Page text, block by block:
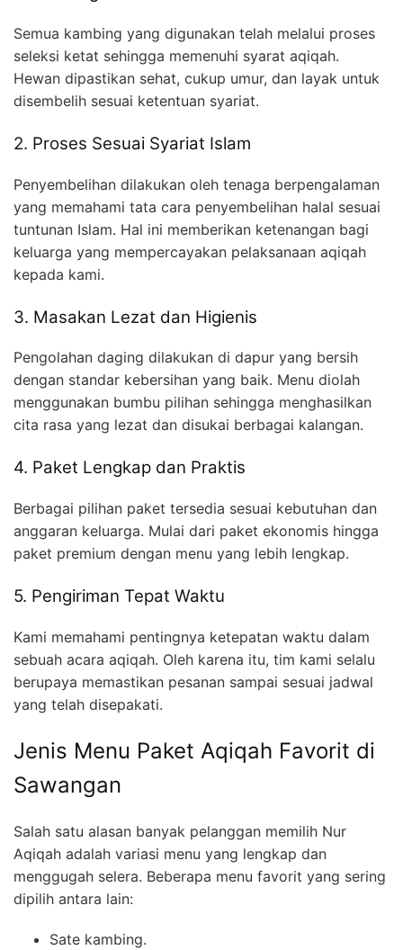
Semua kambing yang digunakan telah melalui proses
seleksi ketat sehingga memenuhi syarat aqiqah.
Hewan dipastikan sehat, cukup umur, dan layak untuk
disembelih sesuai ketentuan syariat.
2. Proses Sesuai Syariat Islam
Penyembelihan dilakukan oleh tenaga berpengalaman
yang memahami tata cara penyembelihan halal sesuai
tuntunan Islam. Hal ini memberikan ketenangan bagi
keluarga yang mempercayakan pelaksanaan aqiqah
kepada kami.
3. Masakan Lezat dan Higienis
Pengolahan daging dilakukan di dapur yang bersih
dengan standar kebersihan yang baik. Menu diolah
menggunakan bumbu pilihan sehingga menghasilkan
cita rasa yang lezat dan disukai berbagai kalangan.
4. Paket Lengkap dan Praktis
Berbagai pilihan paket tersedia sesuai kebutuhan dan
anggaran keluarga. Mulai dari paket ekonomis hingga
paket premium dengan menu yang lebih lengkap.
5. Pengiriman Tepat Waktu
Kami memahami pentingnya ketepatan waktu dalam
sebuah acara aqiqah. Oleh karena itu, tim kami selalu
berupaya memastikan pesanan sampai sesuai jadwal
yang telah disepakati.
Jenis Menu Paket Aqiqah Favorit di
Sawangan
Salah satu alasan banyak pelanggan memilih Nur
Aqiqah adalah variasi menu yang lengkap dan
menggugah selera. Beberapa menu favorit yang sering
dipilih antara lain:
Sate kambing.